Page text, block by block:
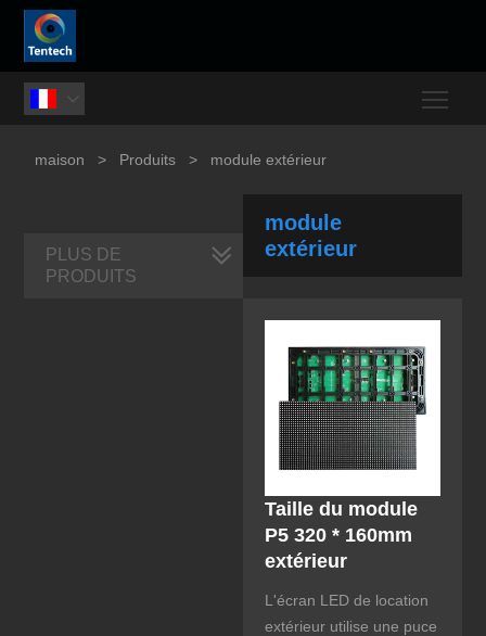

maison > Produits > module extérieur
module
extérieur
Taille du module
P5 320 * 160mm
extérieur
L'écran LED de location
extérieur utilise une puce
PLUS DE
PRODUITS